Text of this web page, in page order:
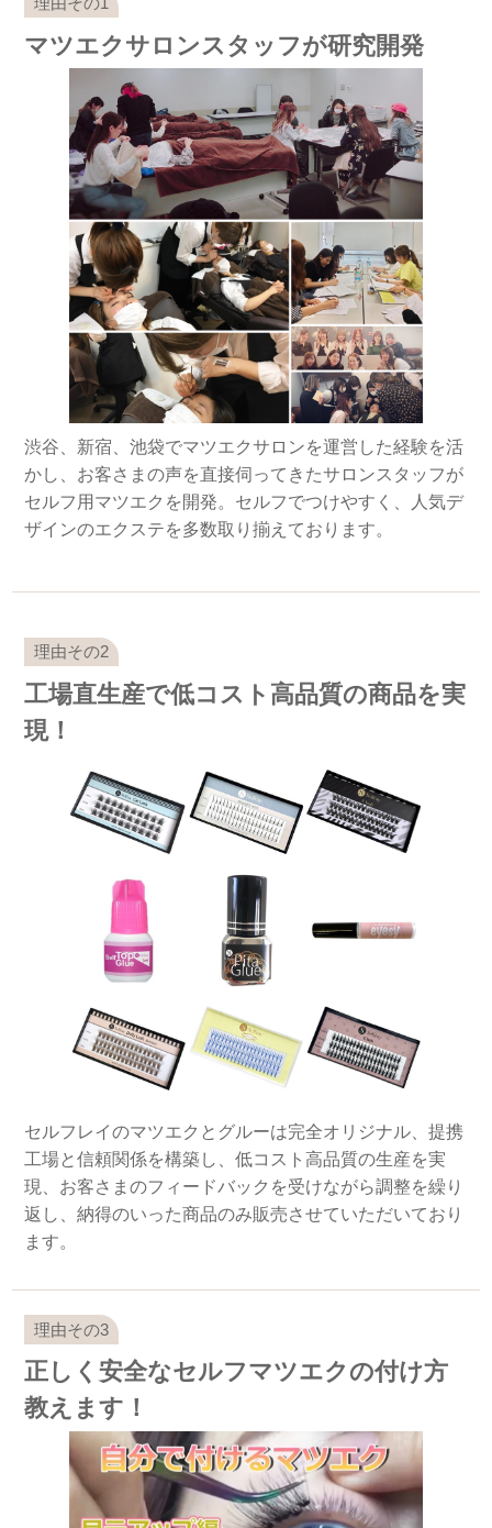
マツエクサロンスタッフが研究開発
渋谷、新宿、池袋でマツエクサロンを運営した経験を活
かし、お客さまの声を直接伺ってきたサロンスタッフが
セルフ用マツエクを開発。セルフでつけやすく、人気デ
ザインのエクステを多数取り揃えております。
工場直生産で低コスト高品質の商品を実
現！
セルフレイのマツエクとグルーは完全オリジナル、提携
工場と信頼関係を構築し、低コスト高品質の生産を実
現、お客さまのフィードバックを受けながら調整を繰り
返し、納得のいった商品のみ販売させていただいており
ます。
正しく安全なセルフマツエクの付け方
教えます！